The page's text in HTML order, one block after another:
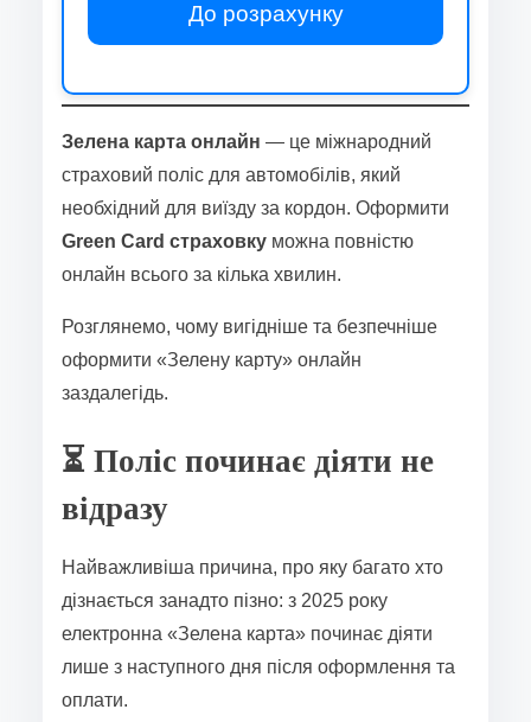
До розрахунку
Зелена карта онлайн — це міжнародний
страховий поліс для автомобілів, який
необхідний для виїзду за кордон. Оформити
Green Card страховку можна повністю
онлайн всього за кілька хвилин.
Розглянемо, чому вигідніше та безпечніше
оформити «Зелену карту» онлайн
заздалегідь.
⏳ Поліс починає діяти не
відразу
Найважливіша причина, про яку багато хто
дізнається занадто пізно: з 2025 року
електронна «Зелена карта» починає діяти
лише з наступного дня після оформлення та
оплати.